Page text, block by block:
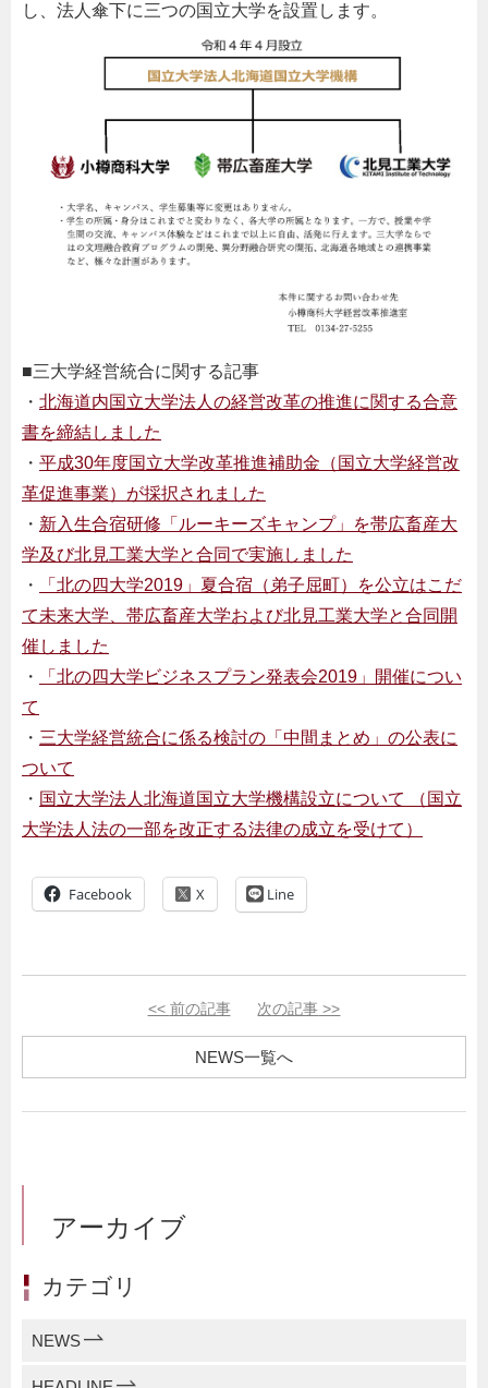
し、法人傘下に三つの国立大学を設置します。
■三大学経営統合に関する記事
・ 北海道内国立大学法人の経営改革の推進に関する合意
書を締結しました
・ 平成30年度国立大学改革推進補助金（国立大学経営改
革促進事業）が採択されました
・ 新入生合宿研修「ルーキーズキャンプ」を帯広畜産大
学及び北見工業大学と合同で実施しました
・
「北の四大学2019」夏合宿（弟子屈町）を公立はこだ
て未来大学、帯広畜産大学および北見工業大学と合同開
催しました
・
「北の四大学ビジネスプラン発表会2019」開催につい
て
・ 三大学経営統合に係る検討の「中間まとめ」の公表に
ついて
・ 国立大学法人北海道国立大学機構設立について （国立
大学法人法の一部を改正する法律の成立を受けて）
Facebook Line
<< 前の記事 次の記事 >>
NEWS一覧へ
アーカイブ
カテゴリ
NEWS